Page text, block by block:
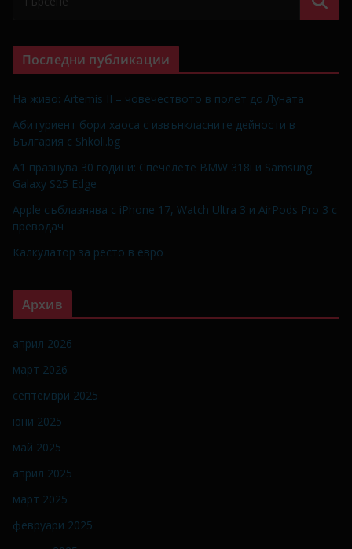
Последни публикации
На живо: Artemis II – човечеството в полет до Луната
Абитуриент бори хаоса с извънкласните дейности в
България с Shkoli.bg
A1 празнува 30 години: Спечелете BMW 318i и Samsung
Galaxy S25 Edge
Apple съблазнява с iPhone 17, Watch Ultra 3 и AirPods Pro 3 с
преводач
Калкулатор за ресто в евро
Архив
април 2026
март 2026
септември 2025
юни 2025
май 2025
април 2025
март 2025
февруари 2025